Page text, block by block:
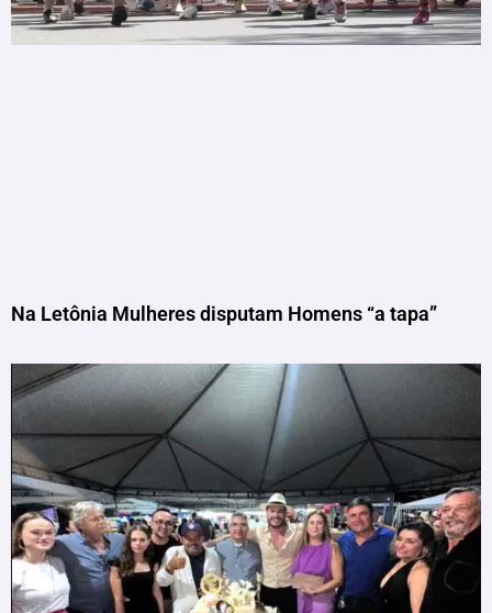
Na Letônia Mulheres disputam Homens “a tapa”